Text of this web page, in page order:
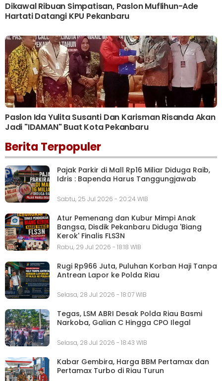
Dikawal Ribuan Simpatisan, Paslon Muflihun-Ade
Hartati Datangi KPU Pekanbaru
Paslon Ida Yulita Susanti Dan Karisman Risanda Akan
Jadi "IDAMAN" Buat Kota Pekanbaru
Berita Terpopuler
Pajak Parkir di Mall Rp16 Miliar Diduga Raib,
Idris : Bapenda Harus Tanggungjawab
Sabtu, 25 Jul 2026 - 20:24 WIB
Atur Pemenang dan Kubur Mimpi Anak
Bangsa, Disdik Pekanbaru Diduga 'Biang
Kerok' Finalis FLS3N
Rabu, 29 Jul 2026 - 18:18 WIB
Rugi Rp966 Juta, Puluhan Korban Haji Tanpa
Antrean Lapor ke Polda Riau
Selasa, 28 Jul 2026 - 18:07 WIB
Tegas, LSM ABRI Desak Polda Riau Basmi
Narkoba, Galian C Hingga CPO Ilegal
Selasa, 28 Jul 2026 - 18:43 WIB
Kabar Gembira, Harga BBM Pertamax dan
Pertamax Turbo di Riau Turun